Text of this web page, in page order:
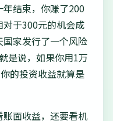
结束，你赚了200
于300元的机会成
家发行了一个风险
是说，如果你用1万
的投资收益就算是
面收益，还要看机